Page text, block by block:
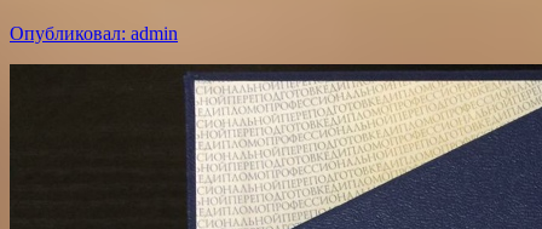
Опубликовал: admin